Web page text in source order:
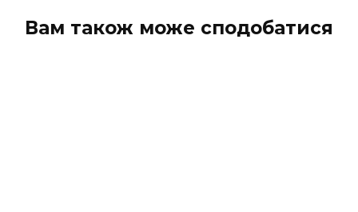
Вам також може сподобатися